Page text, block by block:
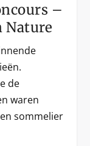
–
Nature
de
waren
sommelier